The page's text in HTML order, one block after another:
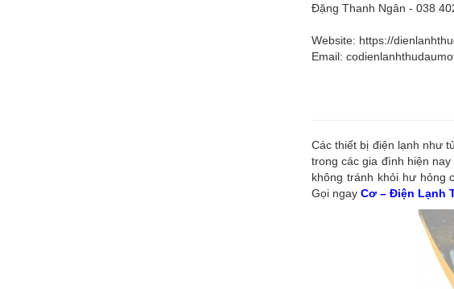
Đặng Thanh Ngân - 038
Website: https://
Email:
Các thiết bị điện lạnh như
trong các gia đình hiện
không tránh khỏi hư hỏng
Gọi ngay Cơ – Điện Lạnh